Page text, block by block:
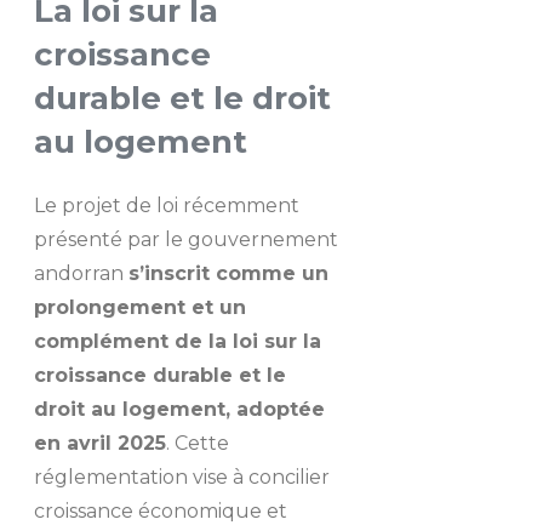
La loi sur la
croissance
durable et le droit
au logement
Le projet de loi récemment
présenté par le gouvernement
andorran s’inscrit comme un
prolongement et un
complément de la loi sur la
croissance durable et le
droit au logement, adoptée
en avril 2025. Cette
réglementation vise à concilier
croissance économique et